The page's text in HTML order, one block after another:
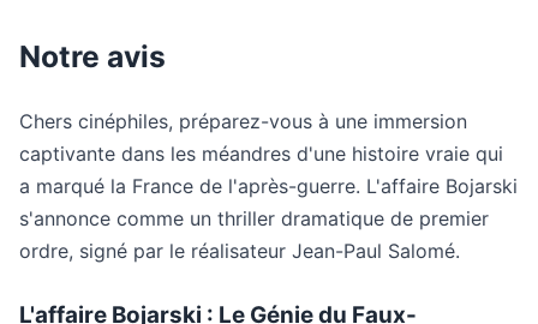
Notre avis
Chers cinéphiles, préparez-vous à une immersion
captivante dans les méandres d'une histoire vraie qui
a marqué la France de l'après-guerre. L'affaire Bojarski
s'annonce comme un thriller dramatique de premier
ordre, signé par le réalisateur Jean-Paul Salomé.
L'affaire Bojarski : Le Génie du Faux-